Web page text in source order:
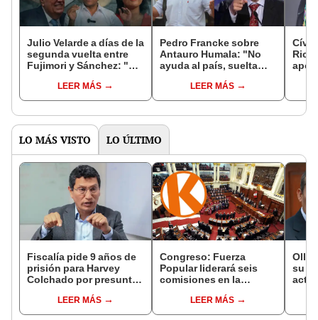
Julio Velarde a días de la
segunda vuelta entre
Fujimori y Sánchez: "No
monetaria de izquierda
o derecha"
LEER MÁS
Pedro Francke sobre
Antauro Humala: "No
ayuda al país, suelta
Perú no le hace ningún
favor"
LEER MÁS
LO MÁS VISTO LO ÚLTIMO
Fiscalía pide 9 años de
prisión para Harvey
Colchado por presunta
incompatible y falsedad
ideológica
LEER MÁS
Congreso: Fuerza
Popular liderará seis
comisiones en la
LEER MÁS
su